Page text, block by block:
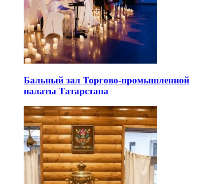
Бальный зал Торгово-промышленной
палаты Татарстана